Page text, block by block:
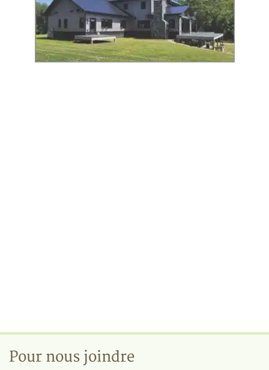
Pour nous joindre